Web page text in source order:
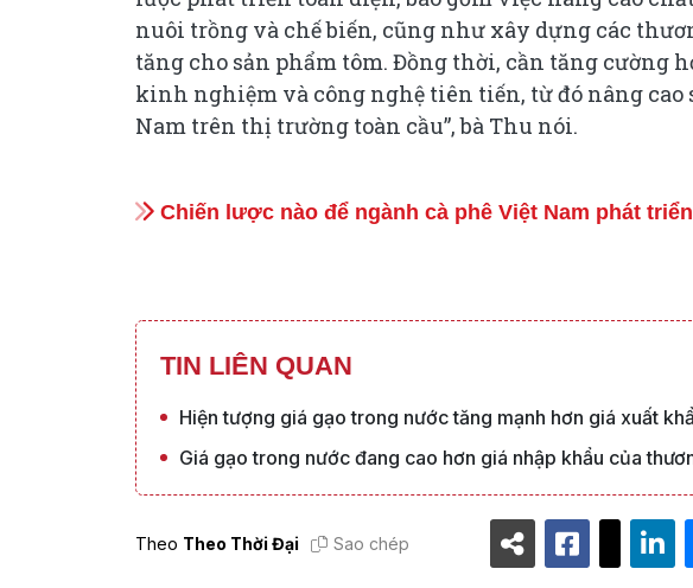
nuôi trồng và chế biến, cũng như xây dựng các
tăng cho sản phẩm tôm. Đồng thời, cần tăng cường
kinh nghiệm và công nghệ tiên tiến, từ đó nâng
Nam trên thị trường toàn cầu”, bà Thu nói.
Chiến lược nào để ngành cà phê Việt Nam phát
TIN LIÊN QUAN
Hiện tượng giá gạo trong nước tăng mạnh hơn giá xuất
Giá gạo trong nước đang cao hơn giá nhập khẩu của
Theo Theo Thời Đại Sao chép